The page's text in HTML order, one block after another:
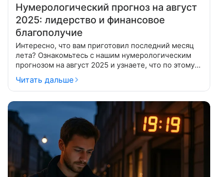
Нумерологический прогноз на август
2025: лидерство и финансовое
благополучие
Интересно, что вам приготовил последний месяц
лета? Ознакомьтесь с нашим нумерологическим
прогнозом на август 2025 и узнаете, что по этому
поводу говорят числа. Нумерология считает, что
Вселенная дает нам подсказки
Читать дальше